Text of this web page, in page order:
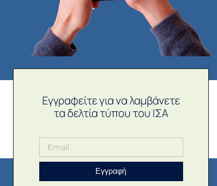
Εγγραφείτε για να λαμβάνετε
τα δελτία τύπου του ΙΣΑ
Εγγραφή